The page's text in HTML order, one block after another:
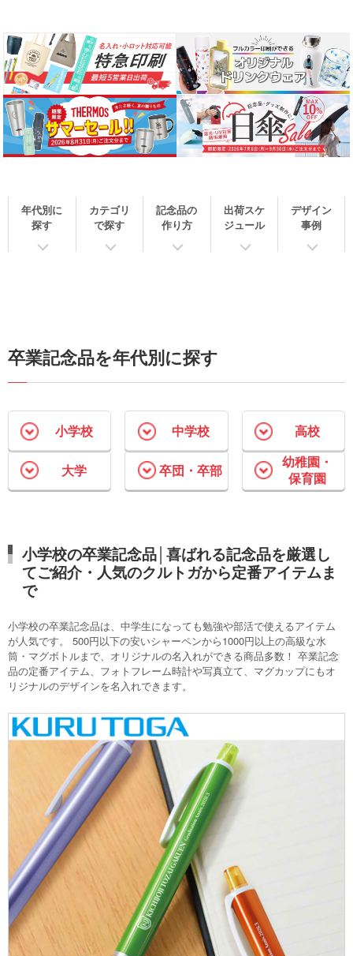
年代別に
探す
カテゴリ
で探す
記念品の
作り方
出荷スケ
ジュール
デザイン
事例
卒業記念品を年代別に探す
小学校 中学校 高校
大学 卒団・卒部
幼稚園・
保育園
小学校の卒業記念品│喜ばれる記念品を厳選し
てご紹介・人気のクルトガから定番アイテムま
で
小学校の卒業記念品は、中学生になっても勉強や部活で使えるアイテム
が人気です。
500円以下の安いシャーペンから1000円以上の高級な水
筒・マグボトルまで、オリジナルの名入れができる商品多数！ 卒業記念
品の定番アイテム、フォトフレーム時計や写真立て、マグカップにもオ
リジナルのデザインを名入れできます。